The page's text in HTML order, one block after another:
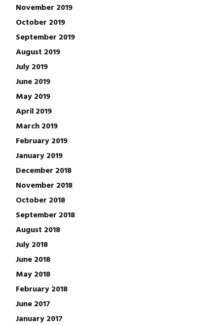
November 2019
October 2019
September 2019
August 2019
July 2019
June 2019
May 2019
April 2019
March 2019
February 2019
January 2019
December 2018
November 2018
October 2018
September 2018
August 2018
July 2018
June 2018
May 2018
February 2018
June 2017
January 2017